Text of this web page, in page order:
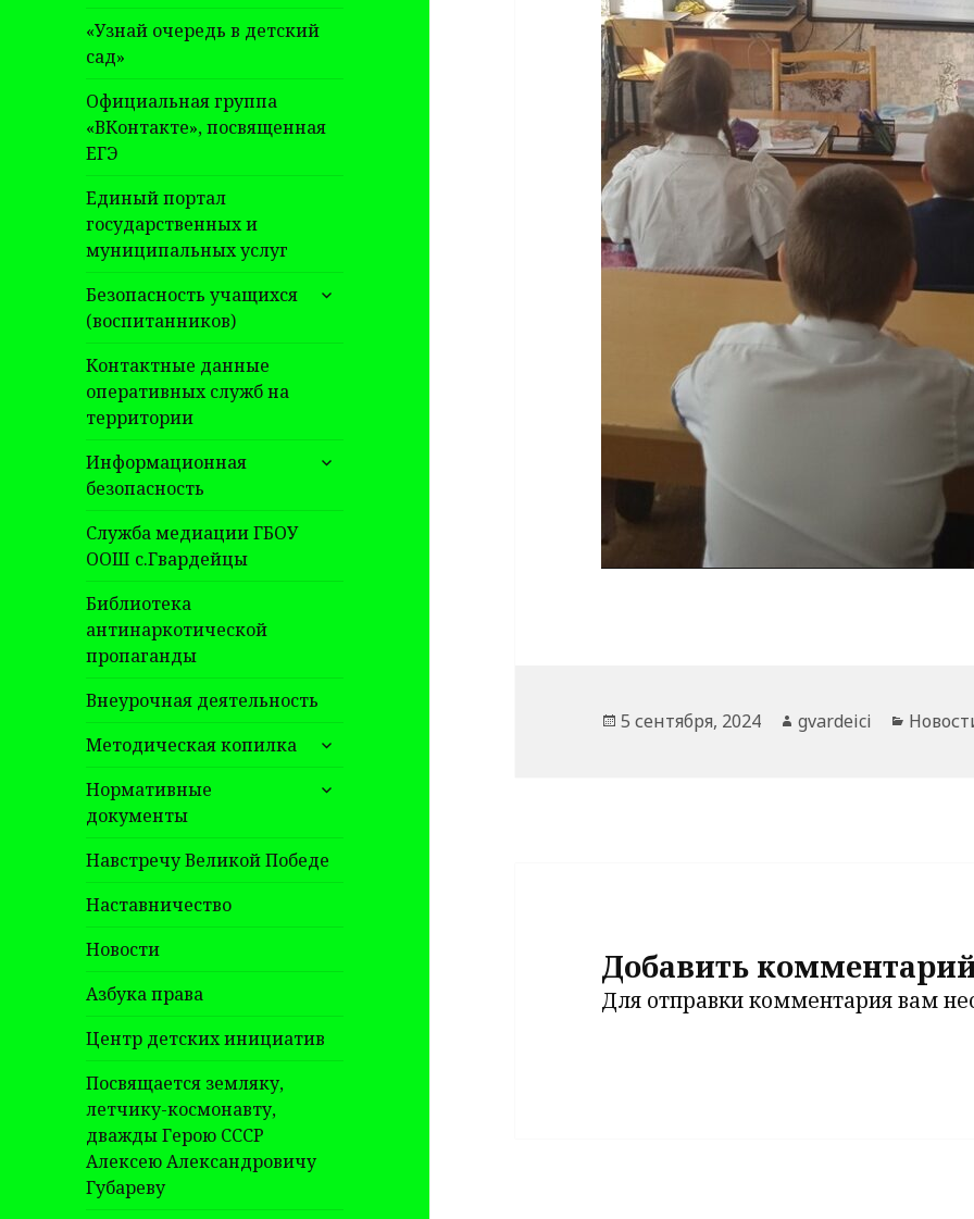
«Узнай очередь в детский
сад»
Официальная группа
«ВКонтакте», посвященная
ЕГЭ
Единый портал
государственных и
муниципальных услуг
Безопасность учащихся
(воспитанников)
раскрыть
Контактные данные
оперативных служб на
территории
Информационная
безопасность
раскрыть
Служба медиации ГБОУ
ООШ с.Гвардейцы
Библиотека
антинаркотической
пропаганды
Внеурочная деятельность
Методическая копилка
раскрыть
дочернее
меню
Нормативные
документы
раскрыть
Навстречу Великой Победе
Наставничество
Новости
Азбука права
Центр детских инициатив
Посвящается земляку,
летчику-космонавту,
дважды Герою СССР
Алексею Александровичу
Губареву
Опубликовано
5 сентября, 2024 Автор
gvardeici
Добавить
Для отправки комментария вам